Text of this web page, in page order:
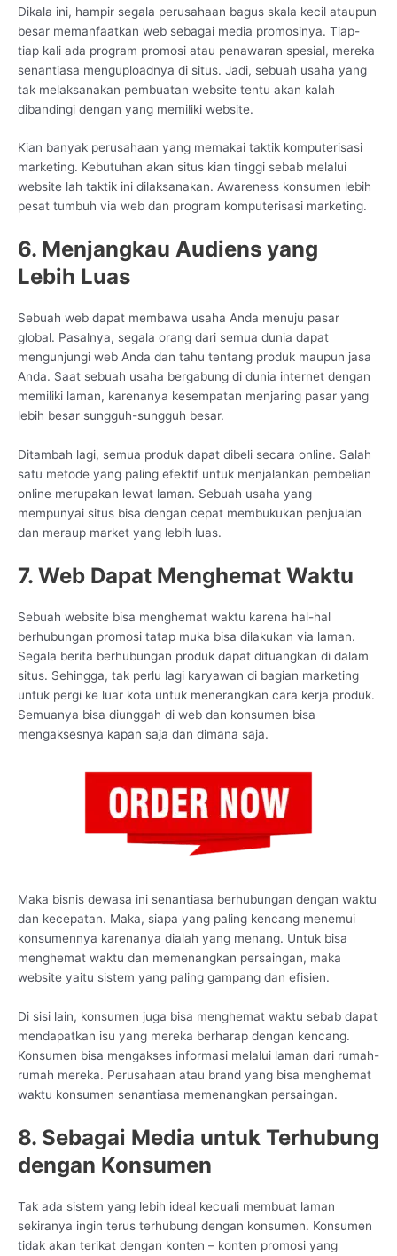
Dikala ini, hampir segala perusahaan bagus skala kecil ataupun
besar memanfaatkan web sebagai media promosinya. Tiap-
tiap kali ada program promosi atau penawaran spesial, mereka
senantiasa menguploadnya di situs. Jadi, sebuah usaha yang
tak melaksanakan pembuatan website tentu akan kalah
dibandingi dengan yang memiliki website.
Kian banyak perusahaan yang memakai taktik komputerisasi
marketing. Kebutuhan akan situs kian tinggi sebab melalui
website lah taktik ini dilaksanakan. Awareness konsumen lebih
pesat tumbuh via web dan program komputerisasi marketing.
6. Menjangkau Audiens yang
Lebih Luas
Sebuah web dapat membawa usaha Anda menuju pasar
global. Pasalnya, segala orang dari semua dunia dapat
mengunjungi web Anda dan tahu tentang produk maupun jasa
Anda. Saat sebuah usaha bergabung di dunia internet dengan
memiliki laman, karenanya kesempatan menjaring pasar yang
lebih besar sungguh-sungguh besar.
Ditambah lagi, semua produk dapat dibeli secara online. Salah
satu metode yang paling efektif untuk menjalankan pembelian
online merupakan lewat laman. Sebuah usaha yang
mempunyai situs bisa dengan cepat membukukan penjualan
dan meraup market yang lebih luas.
7. Web Dapat Menghemat Waktu
Sebuah website bisa menghemat waktu karena hal-hal
berhubungan promosi tatap muka bisa dilakukan via laman.
Segala berita berhubungan produk dapat dituangkan di dalam
situs. Sehingga, tak perlu lagi karyawan di bagian marketing
untuk pergi ke luar kota untuk menerangkan cara kerja produk.
Semuanya bisa diunggah di web dan konsumen bisa
mengaksesnya kapan saja dan dimana saja.
Maka bisnis dewasa ini senantiasa berhubungan dengan waktu
dan kecepatan. Maka, siapa yang paling kencang menemui
konsumennya karenanya dialah yang menang. Untuk bisa
menghemat waktu dan memenangkan persaingan, maka
website yaitu sistem yang paling gampang dan efisien.
Di sisi lain, konsumen juga bisa menghemat waktu sebab dapat
mendapatkan isu yang mereka berharap dengan kencang.
Konsumen bisa mengakses informasi melalui laman dari rumah-
rumah mereka. Perusahaan atau brand yang bisa menghemat
waktu konsumen senantiasa memenangkan persaingan.
8. Sebagai Media untuk Terhubung
dengan Konsumen
Tak ada sistem yang lebih ideal kecuali membuat laman
sekiranya ingin terus terhubung dengan konsumen. Konsumen
tidak akan terikat dengan konten – konten promosi yang